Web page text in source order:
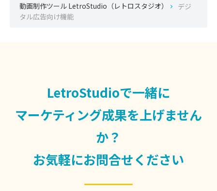
動画制作ツール LetroStudio（レトロスタジオ）
デジ
タル広告向け機能
LetroStudioで一緒に
マーケティング成果を上げません
か？
お気軽にお問合せください